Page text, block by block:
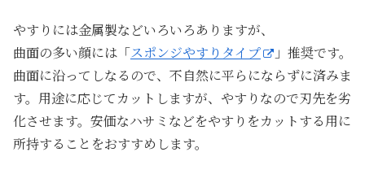
やすりには金属製などいろいろありますが、
曲面の多い顔には「スポンジやすりタイプ
」推奨です。
曲面に沿ってしなるので、不自然に平らにならずに済みま
す。用途に応じてカットしますが、やすりなので刃先を劣
化させます。安価なハサミなどをやすりをカットする用に
所持することをおすすめします。